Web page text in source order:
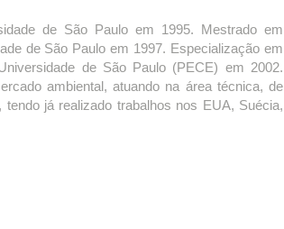
de São Paulo em 1995. Mestrado em
de São Paulo em 1997. Especialização em
de São Paulo (PECE) em 2002.
ambiental, atuando na área técnica, de
já realizado trabalhos nos EUA, Suécia,